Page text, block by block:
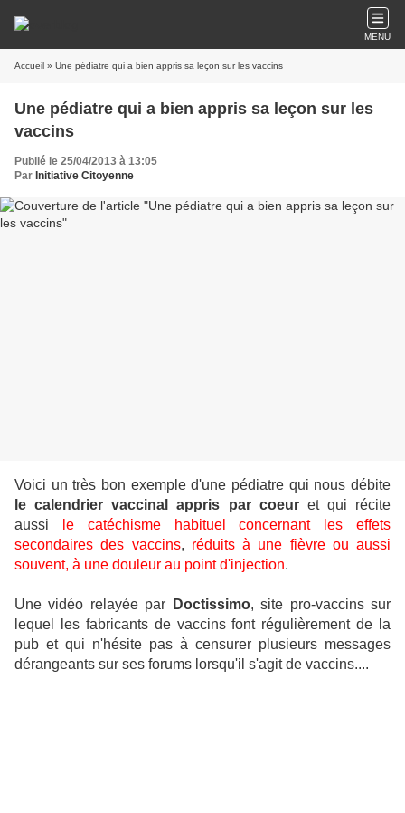
MENU
Accueil » Une pédiatre qui a bien appris sa leçon sur les vaccins
Une pédiatre qui a bien appris sa leçon sur les
vaccins
Publié le 25/04/2013 à 13:05
Par Initiative Citoyenne
Voici un très bon exemple d'une pédiatre qui nous débite
le calendrier vaccinal appris par coeuret qui récite
aussi
le catéchisme habituel concernant les effets
secondaires des vaccins, réduits à une fièvre ou aussi
souvent, à une douleur au point d'injection.
Une vidéo relayée par Doctissimo, site pro-vaccins sur
lequel les fabricants de vaccins font régulièrement de la
pub et qui n'hésite pas à censurer plusieurs messages
dérangeants sur ses forums lorsqu'il s'agit de vaccins....